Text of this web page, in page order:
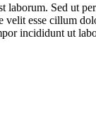
Sed ut
esse cillum
incididunt ut